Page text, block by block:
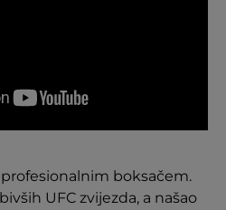
boksačem.
UFC zvijezda, a našao